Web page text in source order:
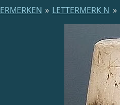
» LETTERMERK N »